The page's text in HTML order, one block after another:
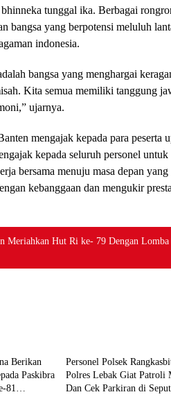
tunggal ika. Berbagai
bangsa yang berpotensi meluluh
indonesia.
bangsa yang menghargai
Kita semua memiliki tanggung
ujarnya.
mengajak kepada para peserta
kepada seluruh personel
bersama menuju masa depan
kebanggaan dan mengukir
Meriahkan Hut Ri ke- 79 Dengan
Berikan
Paskibra
81
Personel Polsek
Polres Lebak Giat Patroli
Dan Cek Parkiran di